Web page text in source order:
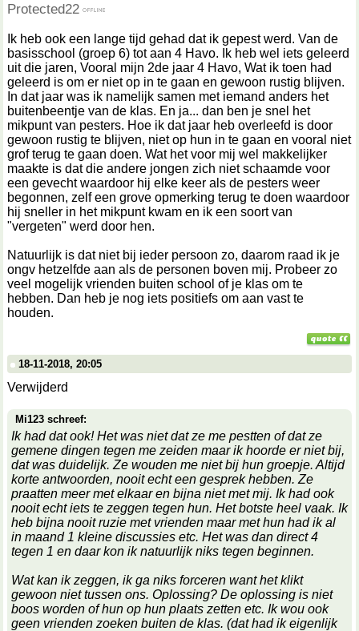
Protected22
Ik heb ook een lange tijd gehad dat ik gepest werd. Van de
basisschool (groep 6) tot aan 4 Havo. Ik heb wel iets geleerd
uit die jaren, Vooral mijn 2de jaar 4 Havo, Wat ik toen had
geleerd is om er niet op in te gaan en gewoon rustig blijven.
In dat jaar was ik namelijk samen met iemand anders het
buitenbeentje van de klas. En ja... dan ben je snel het
mikpunt van pesters. Hoe ik dat jaar heb overleefd is door
gewoon rustig te blijven, niet op hun in te gaan en vooral niet
grof terug te gaan doen. Wat het voor mij wel makkelijker
maakte is dat die andere jongen zich niet schaamde voor
een gevecht waardoor hij elke keer als de pesters weer
begonnen, zelf een grove opmerking terug te doen waardoor
hij sneller in het mikpunt kwam en ik een soort van
"vergeten" werd door hen.
Natuurlijk is dat niet bij ieder persoon zo, daarom raad ik je
ongv hetzelfde aan als de personen boven mij. Probeer zo
veel mogelijk vrienden buiten school of je klas om te
hebben. Dan heb je nog iets positiefs om aan vast te
houden.
18-11-2018, 20:05
Verwijderd
Mi123 schreef:
Ik had dat ook! Het was niet dat ze me pestten of dat ze
gemene dingen tegen me zeiden maar ik hoorde er niet bij,
dat was duidelijk. Ze wouden me niet bij hun groepje. Altijd
korte antwoorden, nooit echt een gesprek hebben. Ze
praatten meer met elkaar en bijna niet met mij. Ik had ook
nooit echt iets te zeggen tegen hun. Het botste heel vaak. Ik
heb bijna nooit ruzie met vrienden maar met hun had ik al
in maand 1 kleine discussies etc. Het was dan direct 4
tegen 1 en daar kon ik natuurlijk niks tegen beginnen.
Wat kan ik zeggen, ik ga niks forceren want het klikt
gewoon niet tussen ons. Oplossing? De oplossing is niet
boos worden of hun op hun plaats zetten etc. Ik wou ook
geen vrienden zoeken buiten de klas. (dat had ik eigenlijk